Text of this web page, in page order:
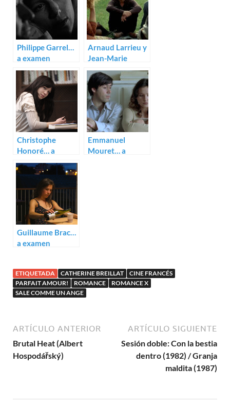
Philippe Garrel…
a examen
Arnaud Larrieu y
Jean-Marie
Larrieu… a
examen
Christophe
Honoré… a
examen
Emmanuel
Mouret… a
Guillaume Brac…
a examen
ETIQUETADA CATHERINE BREILLAT
CINE FRANCÉS
PARFAIT AMOUR!
ROMANCE
ROMANCE X
SALE COMME UN ANGE
ARTÍCULO ANTERIOR
Brutal Heat (Albert
Hospodářský)
ARTÍCULO SIGUIENTE
Sesión doble: Con la bestia
dentro (1982) / Granja
maldita (1987)